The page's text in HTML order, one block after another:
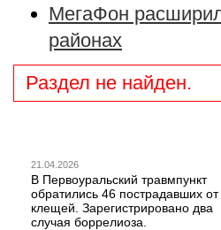
МегаФон
районах
Раздел не найден.
21.04.2026
В Первоуральский травмпункт
обратились 46 пострадавших от
клещей. Зарегистрировано два
случая боррелиоза.